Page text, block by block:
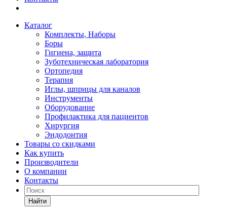
Каталог
Комплекты, Наборы
Боры
Гигиена, защита
Зуботехническая лаборатория
Ортопедия
Терапия
Иглы, шприцы для каналов
Инструменты
Оборудование
Профилактика для пациентов
Хирургия
Эндодонтия
Товары со скидками
Как купить
Производители
О компании
Контакты
Найти